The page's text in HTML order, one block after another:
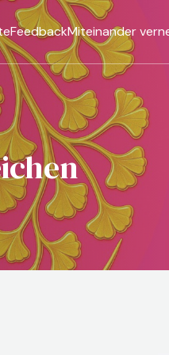
FeedbackMiteinander